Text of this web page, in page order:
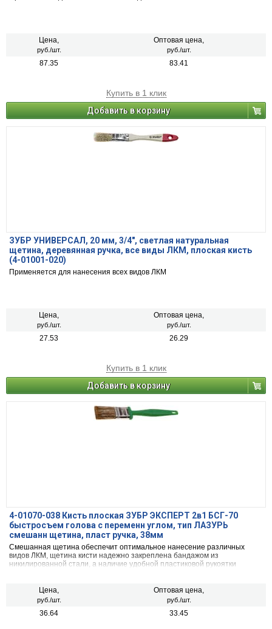
Цена,
руб./шт.
Оптовая цена,
руб./шт.
87.35 83.41
Купить в 1 клик
Добавить в корзину
ЗУБР УНИВЕРСАЛ, 20 мм, 3/4″, светлая натуральная
щетина, деревянная ручка, все виды ЛКМ, плоская кисть
(4-01001-020)
Применяется для нанесения всех видов ЛКМ
Цена,
руб./шт.
Оптовая цена,
руб./шт.
27.53 26.29
Купить в 1 клик
Добавить в корзину
4-01070-038 Кисть плоская ЗУБР ЭКСПЕРТ 2в1 БСГ-70
быстросъем голова с переменн углом, тип ЛАЗУРЬ
смешанн щетина, пласт ручка, 38мм
Смешанная щетина обеспечит оптимальное нанесение различных
видов ЛКМ, щетина кисти надежно закреплена бандажом из
никилированной стали, а наличие удобной пластиковой рукоятки
Цена,
руб./шт.
Оптовая цена,
руб./шт.
36.64 33.45